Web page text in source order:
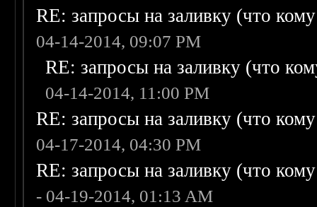
RE: запросы на заливку (что
04-14-2014, 09:07 PM
RE: запросы на заливку (что
04-14-2014, 11:00 PM
RE: запросы на заливку (что
04-17-2014, 04:30 PM
RE: запросы на заливку (что
- 04-19-2014, 01:13 AM